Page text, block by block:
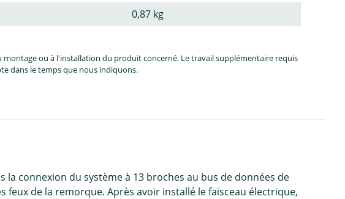
0,87 kg
ou à l'installation du produit concerné. Le travail supplémentaire requis
dans le temps que nous indiquons.
la connexion du système à 13 broches au bus de données de
de la remorque. Après avoir installé le faisceau électrique,